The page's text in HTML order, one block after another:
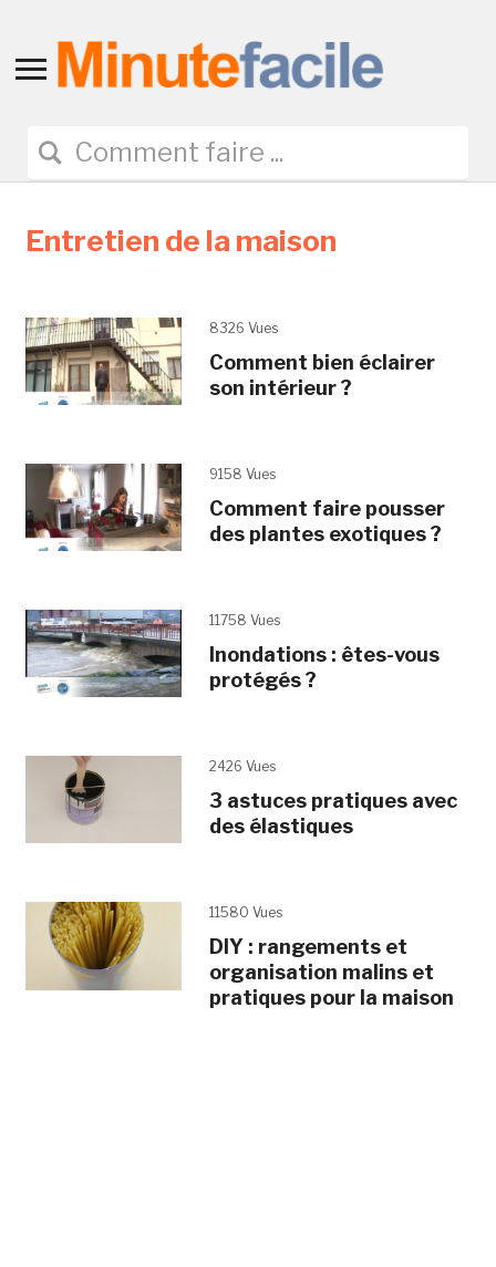
Toggle
navigation
Entretien de la maison
8326 Vues
Comment bien éclairer
son intérieur ?
9158 Vues
Comment faire pousser
des plantes exotiques ?
11758 Vues
Inondations : êtes-vous
protégés ?
2426 Vues
3 astuces pratiques avec
des élastiques
11580 Vues
DIY : rangements et
organisation malins et
pratiques pour la maison